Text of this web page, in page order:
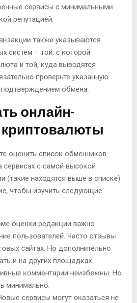
сервисы с минимальными
репутацией.
также указываются
систем – той, с которой
и той, куда выводятся
проверьте указанную
обмена.
онлайн-
оценить список обменников.
сервисах с самой высокой
(такие находятся выше в списке).
чтобы изучить следующие
оценки редакции важно
пользователей. Часто отзывы
сайтах. Но дополнительно
и на других площадках.
комментарии неизбежны. Но
минимально.
сервисы могут оказаться не